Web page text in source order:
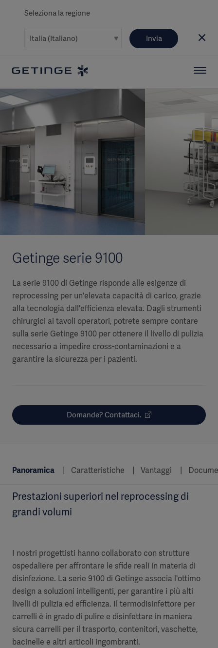
Seleziona la regione
Invia
Getinge serie 9100
La serie 9100 di Getinge risponde alle esigenze di
reprocessing per un'elevata capacità di carico, grazie
alla tecnologia dall'efficienza elevata. Dagli strumenti
chirurgici ai tavoli operatori, potrete sempre contare
sulla serie Getinge 9100 per ottenere il livello di pulizia
necessario a impedire cross-contaminazioni e a
garantire la sicurezza per i pazienti.
Domande? Contattaci.
Panoramica Caratteristiche Vantaggi
Prestazioni superiori nel reprocessing di
grandi volumi
I nostri progettisti hanno collaborato con strutture
ospedaliere per affrontare le sfide reali in materia di
disinfezione. La serie 9100 di Getinge associa l'ottimo
design a soluzioni intelligenti, per garantire i più alti
livelli di pulizia ed efficienza. Il termodisinfettore per
carrelli è in grado di pulire e disinfettare in maniera
sicura carrelli per il trasporto, contenitori, vaschette,
bacinelle e altri articoli ingombranti.